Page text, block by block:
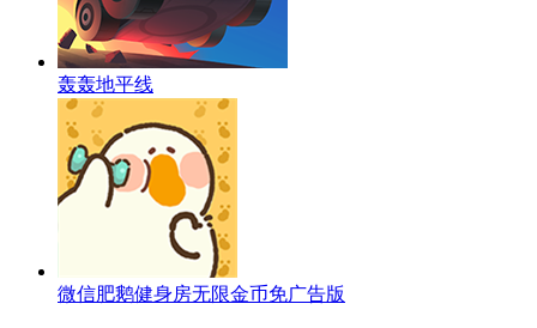
轰轰地平线
微信肥鹅健身房无限金币免广告版